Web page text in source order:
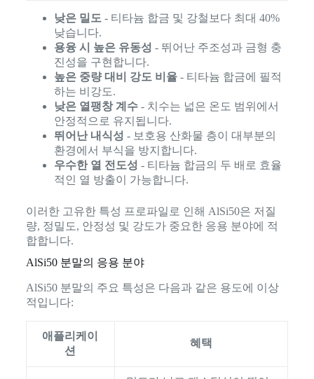
낮은 밀도 - 티타늄 합금 및 강철보다 최대 40%
낮습니다.
용융 시 높은 유동성 - 뛰어난 주조성과 금형 충
진성을 구현합니다.
높은 중량 대비 강도 비율- 티타늄 합금에 필적
하는 비강도.
낮은 열팽창 계수- 치수는 넓은 온도 범위에서
안정적으로 유지됩니다.
뛰어난 내식성 - 보호용 산화물 층이 대부분의
환경에서 부식을 방지합니다.
우수한 열 전도성 - 티타늄 합금의 두 배로 효율
적인 열 방출이 가능합니다.
이러한 고유한 특성 프로파일로 인해 AlSi50은 저질
량, 정밀도, 안정성 및 강도가 중요한 응용 분야에 적
합합니다.
AlSi50 분말의 응용 분야
AlSi50 분말의 주요 특성은 다음과 같은 용도에 이상
적입니다:
애플리케이
션
혜택